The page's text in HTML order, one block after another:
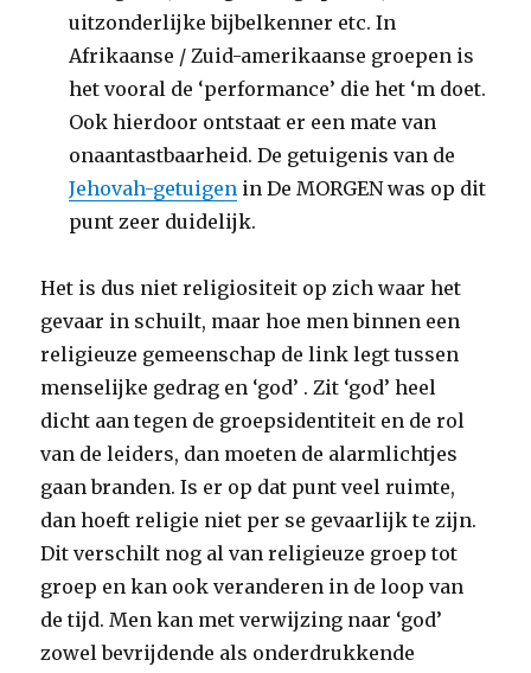
uitzonderlijke bijbelkenner etc. In
Afrikaanse / Zuid-amerikaanse groepen is
het vooral de ‘performance’ die het ‘m doet.
Ook hierdoor ontstaat er een mate van
onaantastbaarheid. De getuigenis van de
Jehovah-getuigen in De MORGEN was op dit
punt zeer duidelijk.
Het is dus niet religiositeit op zich waar het
gevaar in schuilt, maar hoe men binnen een
religieuze gemeenschap de link legt tussen
menselijke gedrag en ‘god’ . Zit ‘god’ heel
dicht aan tegen de groepsidentiteit en de rol
van de leiders, dan moeten de alarmlichtjes
gaan branden. Is er op dat punt veel ruimte,
dan hoeft religie niet per se gevaarlijk te zijn.
Dit verschilt nog al van religieuze groep tot
groep en kan ook veranderen in de loop van
de tijd. Men kan met verwijzing naar ‘god’
zowel bevrijdende als onderdrukkende